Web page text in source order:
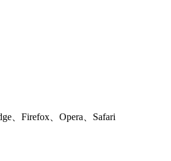
、Firefox、Opera、Safari